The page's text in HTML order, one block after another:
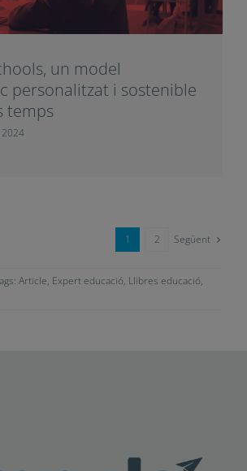
un model
personalitzat i sostenible
temps
1 2 Següent
Article, Expert educació, Llibres educació,